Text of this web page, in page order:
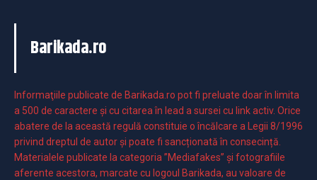
Barikada.ro
Informaţiile publicate de Barikada.ro pot fi preluate doar în limita
a 500 de caractere şi cu citarea în lead a sursei cu link activ. Orice
abatere de la această regulă constituie o încălcare a Legii 8/1996
privind dreptul de autor și poate fi sancționată în consecință.
Materialele publicate la categoria ”Mediafakes” și fotografiile
aferente acestora, marcate cu logoul Barikada, au valoare de